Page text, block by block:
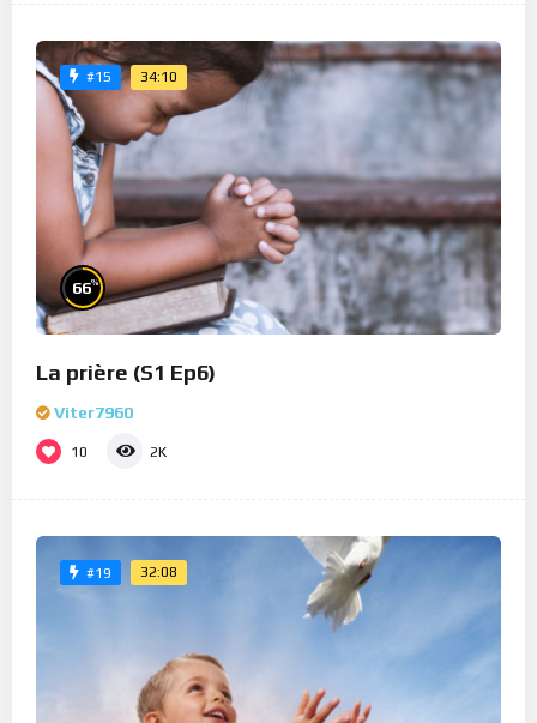
#15 34:10
66%
La prière (S1 Ep6)
Viter7960
10 2K
#19 32:08